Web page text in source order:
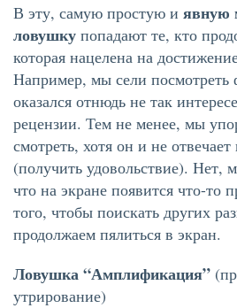
В эту, самую простую и явную
ловушку попадают те, кто
которая нацелена на
Например, мы сели посмотреть
оказался отнюдь не так
рецензии. Тем не менее, мы
смотреть, хотя он и не
(получить удовольствие). Нет,
что на экране появится что-то
того, чтобы поискать других
продолжаем пялиться в экран.
Ловушка “Амплификация”
утрирование)